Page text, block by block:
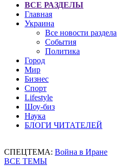
ВСЕ РАЗДЕЛЫ
Главная
Украина
Все новости раздела
События
Политика
Город
Мир
Бизнес
Спорт
Lifestyle
Шоу-биз
Наука
БЛОГИ ЧИТАТЕЛЕЙ
СПЕЦТЕМА: Война в Иране
ВСЕ ТЕМЫ